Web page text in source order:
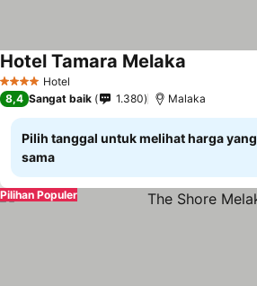
4 BintangHotel
Hotel Tamara Melaka
8,4 Sangat baik 1.380 Malaka
Pilih tanggal untuk melihat harga yang
sama
Pilihan Populer